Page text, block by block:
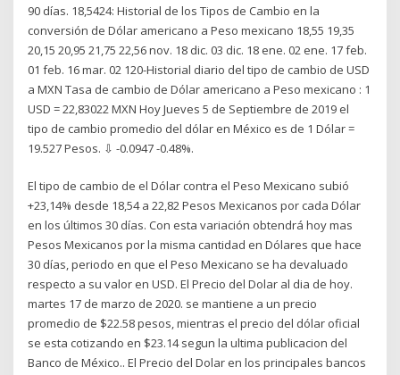
90 días. 18,5424: Historial de los Tipos de Cambio en la
conversión de Dólar americano a Peso mexicano 18,55 19,35
20,15 20,95 21,75 22,56 nov. 18 dic. 03 dic. 18 ene. 02 ene. 17 feb.
01 feb. 16 mar. 02 120-Historial diario del tipo de cambio de USD
a MXN Tasa de cambio de Dólar americano a Peso mexicano : 1
USD = 22,83022 MXN Hoy Jueves 5 de Septiembre de 2019 el
tipo de cambio promedio del dólar en México es de 1 Dólar =
19.527 Pesos. ⇩ -0.0947 -0.48%.
El tipo de cambio de el Dólar contra el Peso Mexicano subió
+23,14% desde 18,54 a 22,82 Pesos Mexicanos por cada Dólar
en los últimos 30 días. Con esta variación obtendrá hoy mas
Pesos Mexicanos por la misma cantidad en Dólares que hace
30 días, periodo en que el Peso Mexicano se ha devaluado
respecto a su valor en USD. El Precio del Dolar al dia de hoy.
martes 17 de marzo de 2020. se mantiene a un precio
promedio de $22.58 pesos, mientras el precio del dólar oficial
se esta cotizando en $23.14 segun la ultima publicacion del
Banco de México.. El Precio del Dolar en los principales bancos